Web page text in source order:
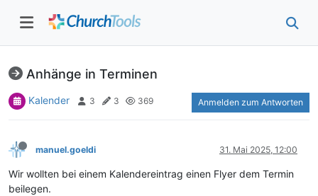
Anhänge in Terminen
Kalender 3 3 369 Anmelden zum Antworten
manuel.goeldi 31. Mai 2025, 12:00
Wir wollten bei einem Kalendereintrag einen Flyer dem Termin
beilegen.